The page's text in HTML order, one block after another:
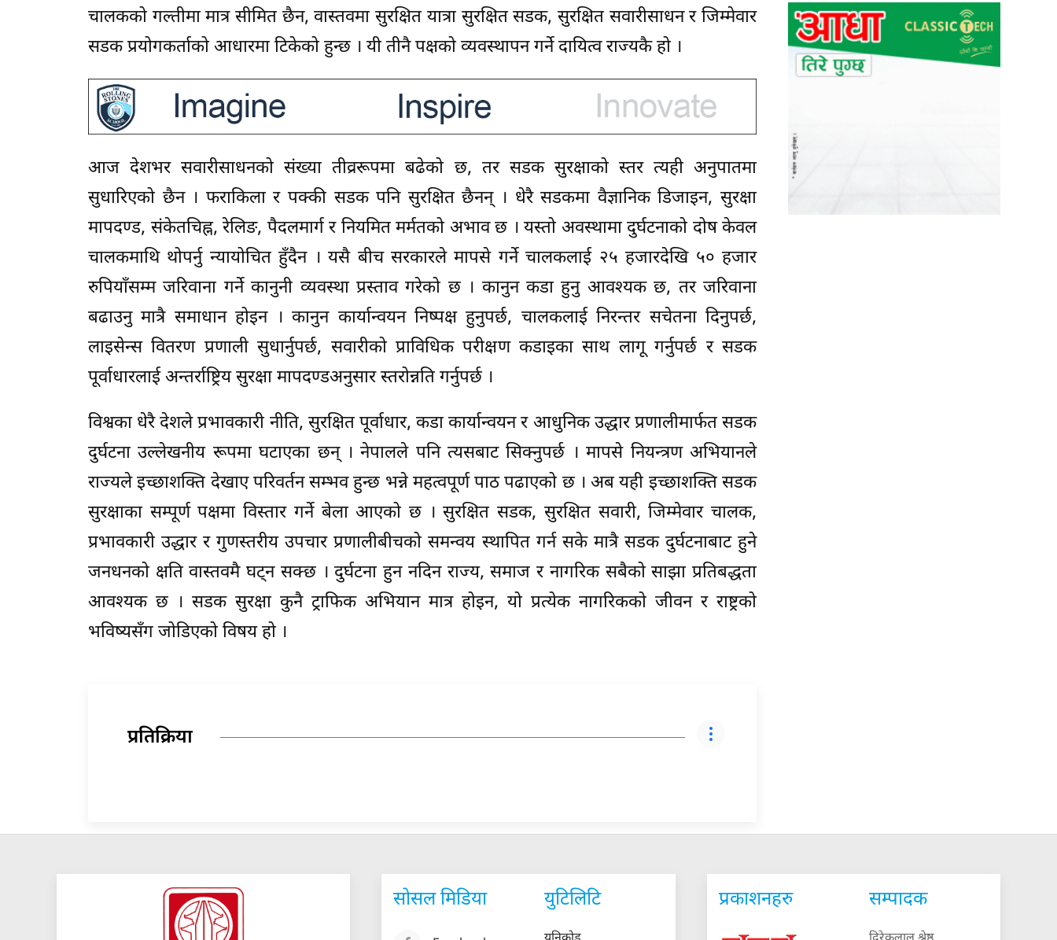
चालकको गल्तीमा मात्र सीमित छैन, वास्तवमा सुरक्षित यात्रा सुरक्षित सडक, सुरक्षित सवारीसाधन र जिम्मेवार
सडक प्रयोगकर्ताको आधारमा टिकेको हुन्छ । यी तीनै पक्षको व्यवस्थापन गर्ने दायित्व राज्यकै हो ।
आज देशभर सवारीसाधनको संख्या तीव्ररूपमा बढेको छ, तर सडक सुरक्षाको स्तर त्यही अनुपातमा
सुधारिएको छैन । फराकिला र पक्की सडक पनि सुरक्षित छैनन् । धेरै सडकमा वैज्ञानिक डिजाइन, सुरक्षा
मापदण्ड, संकेतचिह्न, रेलिङ, पैदलमार्ग र नियमित मर्मतको अभाव छ । यस्तो अवस्थामा दुर्घटनाको दोष केवल
चालकमाथि थोपर्नु न्यायोचित हुँदैन । यसै बीच सरकारले मापसे गर्ने चालकलाई २५ हजारदेखि ५० हजार
रुपियाँसम्म जरिवाना गर्ने कानुनी व्यवस्था प्रस्ताव गरेको छ । कानुन कडा हुनु आवश्यक छ, तर जरिवाना
बढाउनु मात्रै समाधान होइन । कानुन कार्यान्वयन निष्पक्ष हुनुपर्छ, चालकलाई निरन्तर सचेतना दिनुपर्छ,
लाइसेन्स वितरण प्रणाली सुधार्नुपर्छ, सवारीको प्राविधिक परीक्षण कडाइका साथ लागू गर्नुपर्छ र सडक
पूर्वाधारलाई अन्तर्राष्ट्रिय सुरक्षा मापदण्डअनुसार स्तरोन्नति गर्नुपर्छ ।
विश्वका धेरै देशले प्रभावकारी नीति, सुरक्षित पूर्वाधार, कडा कार्यान्वयन र आधुनिक उद्धार प्रणालीमार्फत सडक
दुर्घटना उल्लेखनीय रूपमा घटाएका छन् । नेपालले पनि त्यसबाट सिक्नुपर्छ । मापसे नियन्त्रण अभियानले
राज्यले इच्छाशक्ति देखाए परिवर्तन सम्भव हुन्छ भन्ने महत्वपूर्ण पाठ पढाएको छ । अब यही इच्छाशक्ति सडक
सुरक्षाका सम्पूर्ण पक्षमा विस्तार गर्ने बेला आएको छ । सुरक्षित सडक, सुरक्षित सवारी, जिम्मेवार चालक,
प्रभावकारी उद्धार र गुणस्तरीय उपचार प्रणालीबीचको समन्वय स्थापित गर्न सके मात्रै सडक दुर्घटनाबाट हुने
जनधनको क्षति वास्तवमै घट्न सक्छ । दुर्घटना हुन नदिन राज्य, समाज र नागरिक सबैको साझा प्रतिबद्धता
आवश्यक छ । सडक सुरक्षा कुनै ट्राफिक अभियान मात्र होइन, यो प्रत्येक नागरिकको जीवन र राष्ट्रको
भविष्यसँग जोडिएको विषय हो ।
प्रतिक्रिया
सोसल मिडिया युटिलिटि प्रकाशनहरु सम्पादक